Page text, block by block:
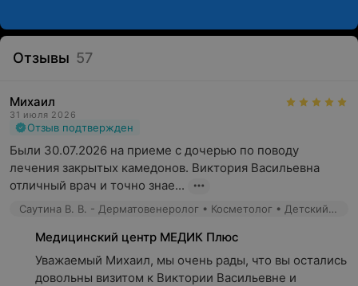
Отзывы 57
Михаил
31 июля 2026
Отзыв подтвержден
Были 30.07.2026 на приеме с дочерью по поводу
лечения закрытых камедонов. Виктория Васильевна
отличный врач и точно знае...
Саутина В. В. - Дерматовенеролог • Косметолог • Детский дерматолог
Медицинский центр МЕДИК Плюс
Уважаемый Михаил, мы очень рады, что вы остались
довольны визитом к Виктории Васильевне и